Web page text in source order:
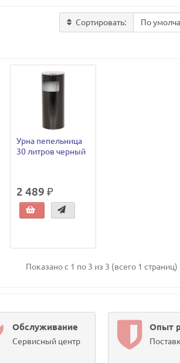
Сортировать:
Урна пепельница
30 литров черный
2 489 ₽
Показано с 1 по 3 из 3 (всего 1 страниц)
Обслуживание
Сервисный центр
Опыт